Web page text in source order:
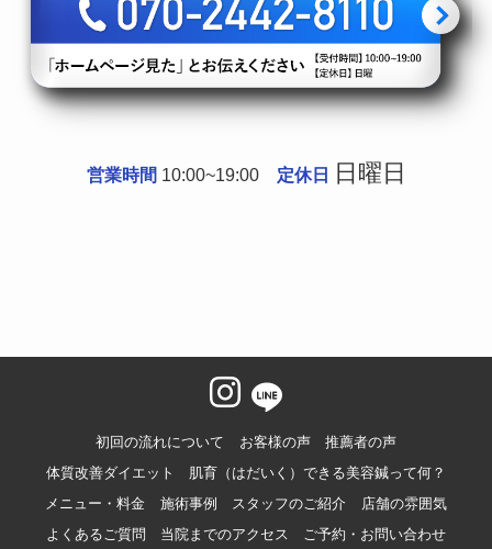
営業時間 10:00~19:00 定休日 日曜日
初回の流れについて お客様の声
推薦者の声
体質改善ダイエット
肌育（はだいく）できる美容鍼って何？
メニュー・料金
施術事例 スタッフのご紹介
店舗の雰囲気
よくあるご質問
当院までのアクセス ご予約・お問い合わせ